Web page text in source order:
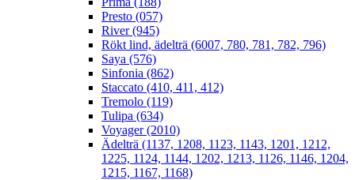
Presto (057)
River (945)
Rökt lind, ädelträ (6007, 780, 781, 782, 796)
Saya (576)
Sinfonia (862)
Staccato (410, 411, 412)
Tremolo (119)
Tulipa (634)
Voyager (2010)
Ädelträ (1137, 1208, 1123, 1143, 1201, 1212,
1225, 1124, 1144, 1202, 1213, 1126, 1146, 1204,
1215, 1167, 1168)